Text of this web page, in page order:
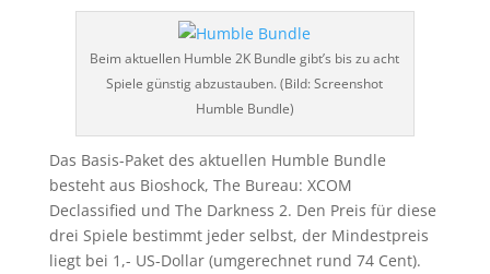
Beim aktuellen Humble 2K Bundle gibt’s bis zu acht
Spiele günstig abzustauben. (Bild: Screenshot
Humble Bundle)
Das Basis-Paket des aktuellen Humble Bundle
besteht aus Bioshock, The Bureau: XCOM
Declassified und The Darkness 2. Den Preis für diese
drei Spiele bestimmt jeder selbst, der Mindestpreis
liegt bei 1,- US-Dollar (umgerechnet rund 74 Cent).